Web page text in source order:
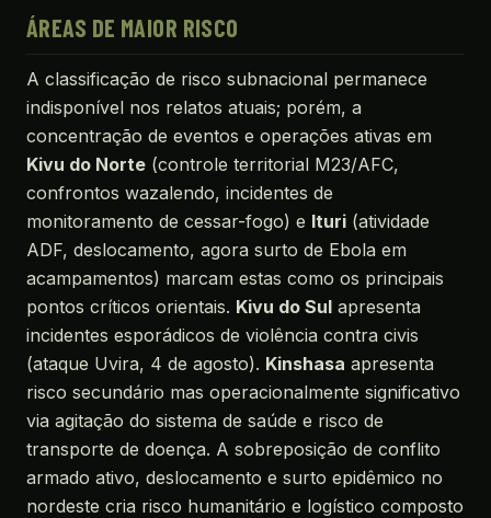
ÁREAS DE MAIOR RISCO
A classificação de risco subnacional permanece
indisponível nos relatos atuais; porém, a
concentração de eventos e operações ativas em
Kivu do Norte (controle territorial M23/AFC,
confrontos wazalendo, incidentes de
monitoramento de cessar-fogo) e Ituri (atividade
ADF, deslocamento, agora surto de Ebola em
acampamentos) marcam estas como os principais
pontos críticos orientais. Kivu do Sul apresenta
incidentes esporádicos de violência contra civis
(ataque Uvira, 4 de agosto). Kinshasa apresenta
risco secundário mas operacionalmente significativo
via agitação do sistema de saúde e risco de
transporte de doença. A sobreposição de conflito
armado ativo, deslocamento e surto epidêmico no
nordeste cria risco humanitário e logístico composto